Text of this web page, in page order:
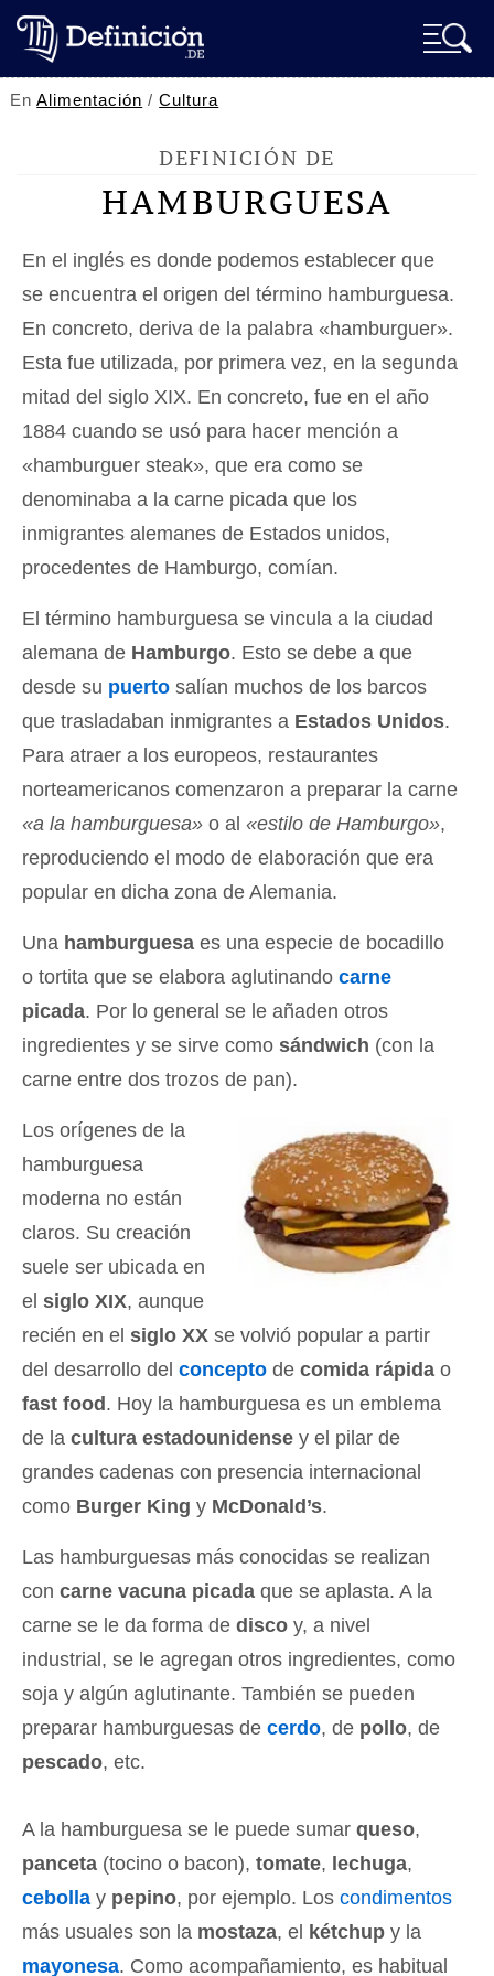
EnAlimentación /Cultura
DEFINICIÓN DE
HAMBURGUESA
En el inglés es donde podemos establecer que
se encuentra el origen del término hamburguesa.
En concreto, deriva de la palabra «hamburguer».
Esta fue utilizada, por primera vez, en la segunda
mitad del siglo XIX. En concreto, fue en el año
1884 cuando se usó para hacer mención a
«hamburguer steak», que era como se
denominaba a la carne picada que los
inmigrantes alemanes de Estados unidos,
procedentes de Hamburgo, comían.
El término hamburguesa se vincula a la ciudad
alemana de Hamburgo. Esto se debe a que
desde su puerto salían muchos de los barcos
que trasladaban inmigrantes a Estados Unidos.
Para atraer a los europeos, restaurantes
norteamericanos comenzaron a preparar la carne
«a la hamburguesa» o al «estilo de Hamburgo»,
reproduciendo el modo de elaboración que era
popular en dicha zona de Alemania.
Una hamburguesa es una especie de bocadillo
o tortita que se elabora aglutinando carne
picada. Por lo general se le añaden otros
ingredientes y se sirve como sándwich (con la
carne entre dos trozos de pan).
Los orígenes de la
hamburguesa
moderna no están
claros. Su creación
suele ser ubicada en
el siglo XIX, aunque
recién en el siglo XX se volvió popular a partir
del desarrollo del concepto de comida rápida o
fast food . Hoy la hamburguesa es un emblema
de la cultura estadounidense y el pilar de
grandes cadenas con presencia internacional
como Burger King y McDonald’s.
Las hamburguesas más conocidas se realizan
con carne vacuna picada que se aplasta. A la
carne se le da forma de disco y, a nivel
industrial, se le agregan otros ingredientes, como
soja y algún aglutinante. También se pueden
preparar hamburguesas de cerdo, de pollo, de
pescado, etc.
A la hamburguesa se le puede sumar queso,
panceta (tocino o bacon), tomate, lechuga,
cebolla y pepino, por ejemplo. Los condimentos
más usuales son la mostaza, el kétchup y la
mayonesa. Como acompañamiento, es habitual